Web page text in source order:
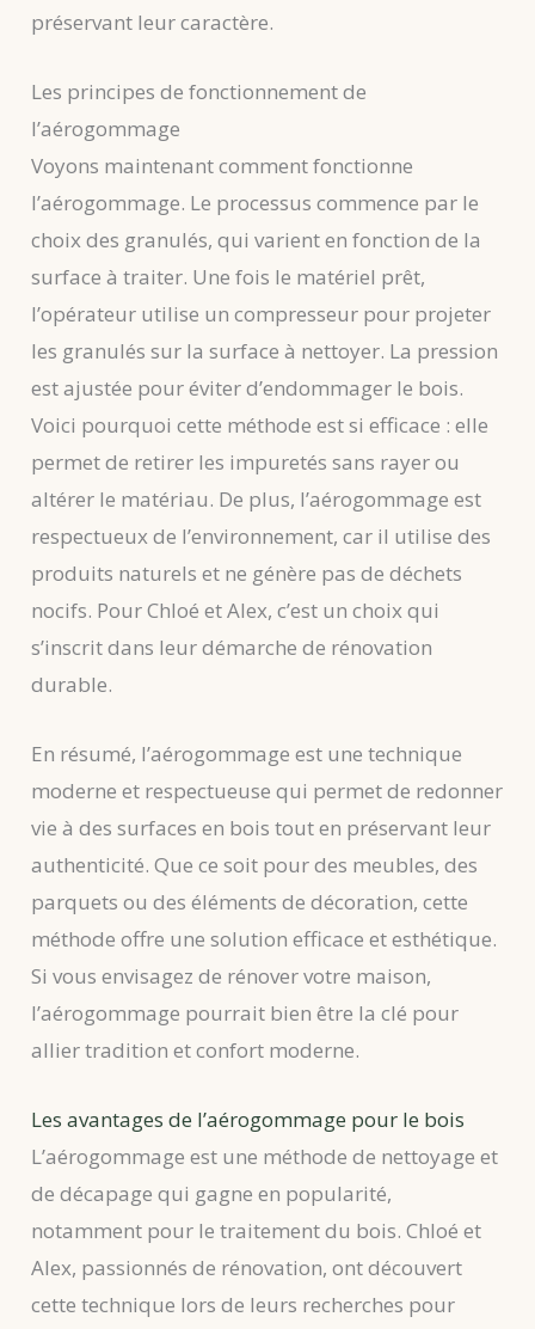
préservant leur caractère.
Les principes de fonctionnement de
l’aérogommage
Voyons maintenant comment fonctionne
l’aérogommage. Le processus commence par le
choix des granulés, qui varient en fonction de la
surface à traiter. Une fois le matériel prêt,
l’opérateur utilise un compresseur pour projeter
les granulés sur la surface à nettoyer. La pression
est ajustée pour éviter d’endommager le bois.
Voici pourquoi cette méthode est si efficace : elle
permet de retirer les impuretés sans rayer ou
altérer le matériau. De plus, l’aérogommage est
respectueux de l’environnement, car il utilise des
produits naturels et ne génère pas de déchets
nocifs. Pour Chloé et Alex, c’est un choix qui
s’inscrit dans leur démarche de rénovation
durable.
En résumé, l’aérogommage est une technique
moderne et respectueuse qui permet de redonner
vie à des surfaces en bois tout en préservant leur
authenticité. Que ce soit pour des meubles, des
parquets ou des éléments de décoration, cette
méthode offre une solution efficace et esthétique.
Si vous envisagez de rénover votre maison,
l’aérogommage pourrait bien être la clé pour
allier tradition et confort moderne.
Les avantages de l’aérogommage pour le bois
L’aérogommage est une méthode de nettoyage et
de décapage qui gagne en popularité,
notamment pour le traitement du bois. Chloé et
Alex, passionnés de rénovation, ont découvert
cette technique lors de leurs recherches pour